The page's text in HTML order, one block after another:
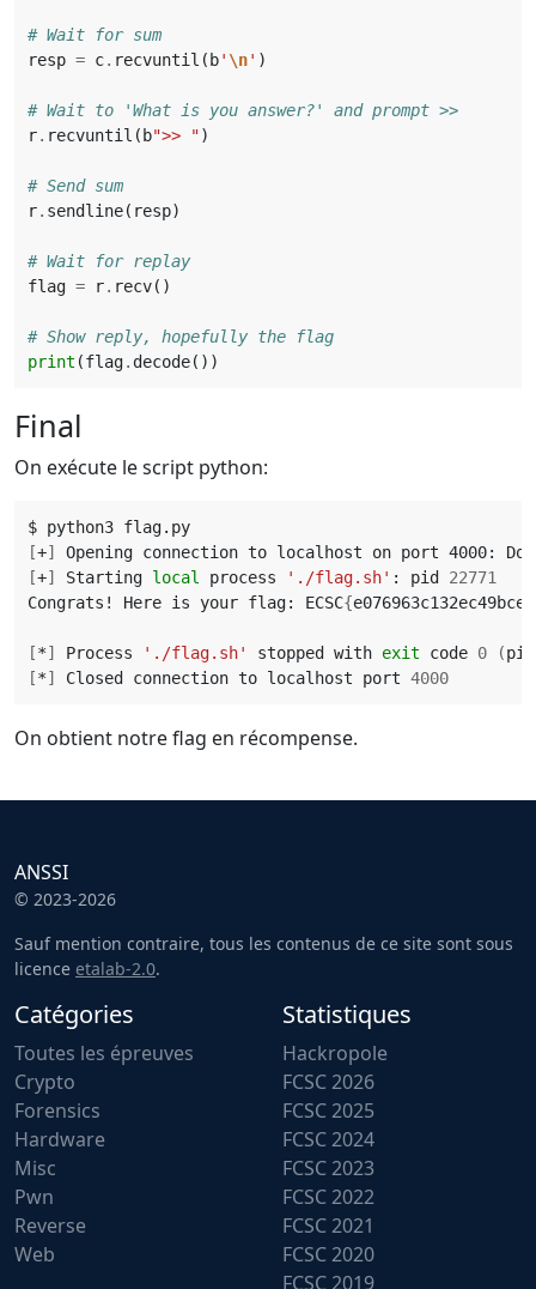
# Wait for sum
resp = c. recvuntil ( b' \n' )
# Wait to 'What is you answer?' and prompt >>
r. recvuntil ( b">> ")
# Send sum
r. sendline( resp)
# Wait for replay
flag = r. recv()
# Show reply, hopefully the flag
print (flag. decode())
Final
On exécute le script python:
[+]
[+] Starting local process './flag.sh' : pid 22771
Congrats! Here is your flag: ECSC{
[*] Process './flag.sh' stopped with exit code 0 (
[*] Closed connection to localhost port 4000
On obtient notre flag en récompense.
ANSSI
© 2023-2026
Sauf mention contraire, tous les contenus de ce site sont sous
licence etalab-2.0.
Catégories
Toutes les épreuves
Crypto
Forensics
Hardware
Misc
Pwn
Reverse
Web
Statistiques
Hackropole
FCSC 2026
FCSC 2025
FCSC 2024
FCSC 2023
FCSC 2022
FCSC 2021
FCSC 2020
FCSC 2019